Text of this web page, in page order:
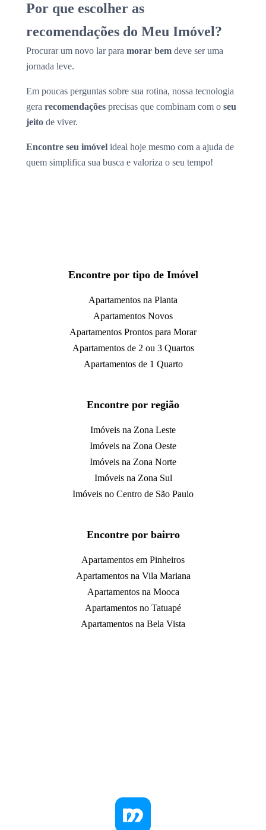
Por que escolher as
recomendações do Meu Imóvel?
Procurar um novo lar para morar bem deve ser uma
jornada leve.
Em poucas perguntas sobre sua rotina, nossa tecnologia
gera recomendações precisas que combinam com o seu
jeito de viver.
Encontre seu imóvel ideal hoje mesmo com a ajuda de
quem simplifica sua busca e valoriza o seu tempo!
Encontre por tipo de Imóvel
Apartamentos na Planta
Apartamentos Novos
Apartamentos Prontos para Morar
Apartamentos de 2 ou 3 Quartos
Apartamentos de 1 Quarto
Encontre por região
Imóveis na Zona Leste
Imóveis na Zona Oeste
Imóveis na Zona Norte
Imóveis na Zona Sul
Imóveis no Centro de São Paulo
Encontre por bairro
Apartamentos em Pinheiros
Apartamentos na Vila Mariana
Apartamentos na Mooca
Apartamentos no Tatuapé
Apartamentos na Bela Vista